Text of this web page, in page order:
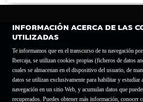
INFORMACIÓN ACERCA DE LAS
UTILIZADAS
Te informamos que en el transcurso de tu navegación
Ibercaja, se utilizan cookies propias (ficheros de datos
cuales se almacenan en el dispositivo del usuario, de
datos se utilizan exclusivamente para habilitar y estudiar
navegación en un sitio Web, y acumulan datos que
recuperados. Puedes obtener más información, conocer
Fundación Bancaria Ibercaja C.I.F. G-50000652.
Inscrita en el Registro de Fundaciones del Mº de
1689.